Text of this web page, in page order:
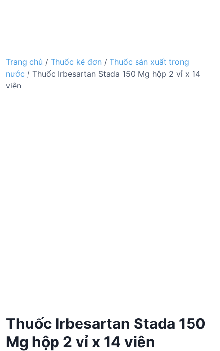
Trang chủ / Thuốc kê đơn / Thuốc sản xuất trong
nước / Thuốc Irbesartan Stada 150 Mg hộp 2 vỉ x 14
viên
Thuốc Irbesartan Stada 150
Mg hộp 2 vỉ x 14 viên